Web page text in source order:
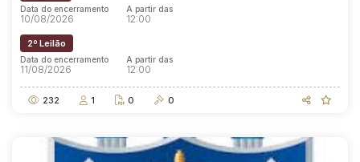
Data do encerramento
10/08/2026
A partir das
12:00
2º Leilão
Data do encerramento
11/08/2026
A partir das
12:00
232 1 0 0